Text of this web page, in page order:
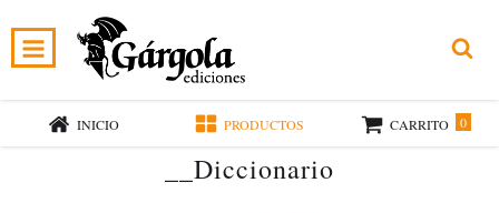
INICIO PRODUCTOS CARRITO 0
__Diccionario